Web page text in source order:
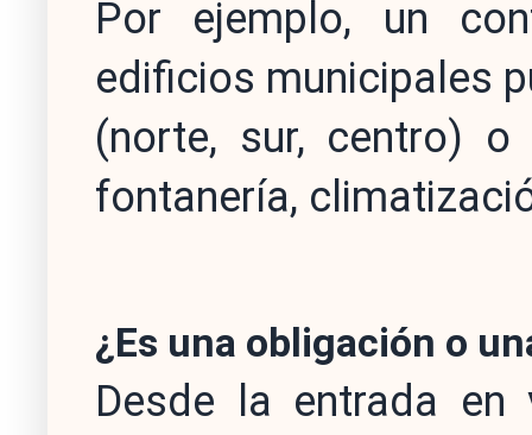
Por ejemplo, un
edificios municipales
(norte, sur, centro)
fontanería,
¿Es una obligación o
Desde la entrada